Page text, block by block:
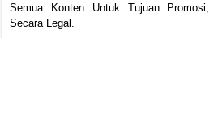
Semua Konten Untuk Tujuan Promosi,
Secara Legal.